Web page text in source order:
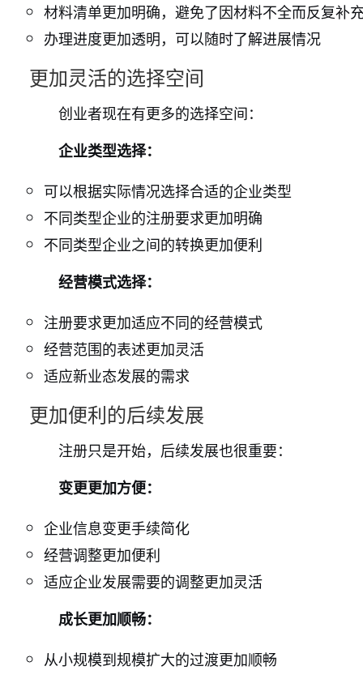
材料清单更加明确，避免了因材料不全而反复补
办理进度更加透明，可以随时了解进展情况
更加灵活的选择空间
创业者现在有更多的选择空间：
企业类型选择：
可以根据实际情况选择合适的企业类型
不同类型企业的注册要求更加明确
不同类型企业之间的转换更加便利
经营模式选择：
注册要求更加适应不同的经营模式
经营范围的表述更加灵活
适应新业态发展的需求
更加便利的后续发展
注册只是开始，后续发展也很重要：
变更更加方便：
企业信息变更手续简化
经营调整更加便利
适应企业发展需要的调整更加灵活
成长更加顺畅：
从小规模到规模扩大的过渡更加顺畅